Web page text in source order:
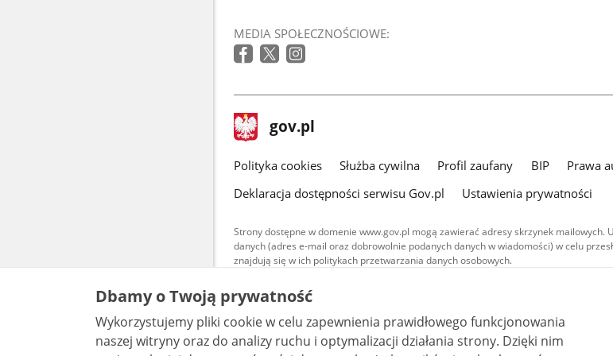
MEDIA SPOŁECZNOŚCIOWE:
stopka
gov.pl Strona
gov.pl
gov.pl
Polityka cookies Służba cywilna Profil zaufany BIP Prawa
Deklaracja dostępności serwisu Gov.pl
Ustawienia prywatności
Strony dostępne w domenie www.gov.pl mogą zawierać adresy skrzynek
danych (adres e-mail oraz dobrowolnie podanych danych w wiadomości) w celu
znajdują się w ich politykach przetwarzania danych osobowych.
Treści tekstowe publikowane w serwisie (z wyłączeniem treści
udostępniane na licencji typu Creative Commons: uznanie autorstwa -
warunkach 4.0 (CC BY-SA 4.0). Materiały audiowizualne, w tym zdjęcia,
są udostępniane na licencji typu Creative Commons: uznanie autorstwa
bez utworów zależnych 4.0 (CC BY-NC-ND 4.0), o ile nie jest to
Dbamy o Twoją prywatność
Wykorzystujemy pliki cookie w celu zapewnienia prawidłowego funkcjonowania
naszej witryny oraz do analizy ruchu i optymalizacji działania strony. Dzięki nim